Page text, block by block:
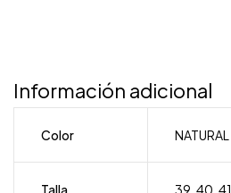
Información adicional
Color NATURAL
Talla 39 40 41